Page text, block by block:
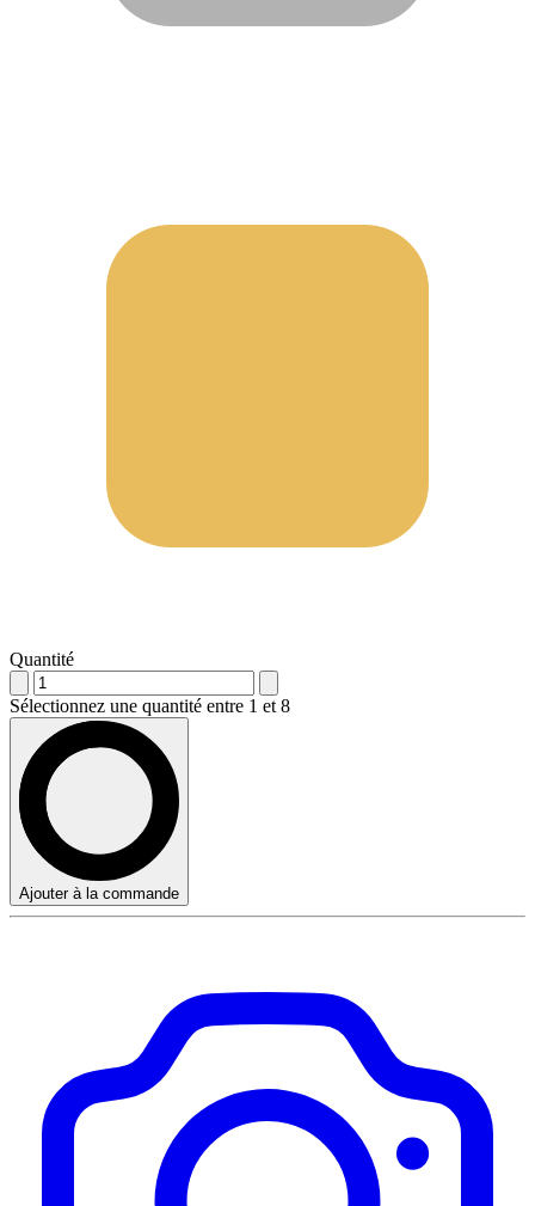
Quantité
Sélectionnez une quantité entre 1 et 8
Ajouter à la commande